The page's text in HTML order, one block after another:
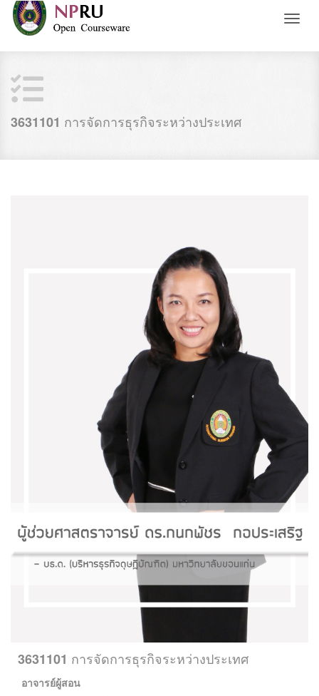
3631101 การจัดการธุรกิจระหว่างประเทศ
3631101 การจัดการธุรกิจระหว่างประเทศ
อาจารย์ผู้สอน